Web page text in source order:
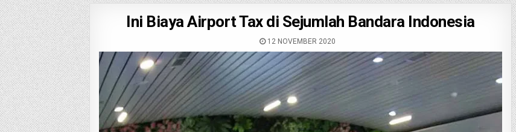
Ini Biaya Airport Tax di Sejumlah Bandara Indonesia
12 NOVEMBER 2020